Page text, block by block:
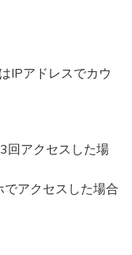
IPアドレスでカウ
回アクセスした場
アクセスした場合